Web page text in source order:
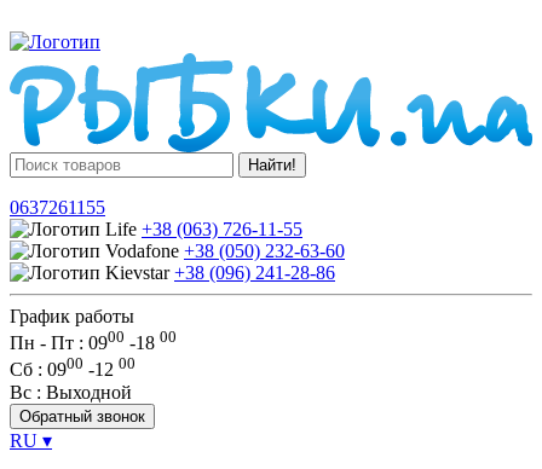
Найти!
0637261155
+38 (063) 726-11-55
+38 (050) 232-63-60
+38 (096) 241-28-86
График работы
Пн - Пт : 0900 -18 00
Сб : 0900 -12 00
Вс : Выходной
Обратный звонок
RU ▾